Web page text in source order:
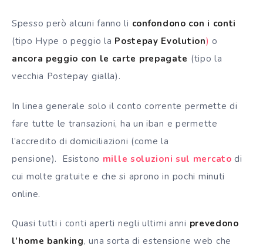
Spesso però alcuni fanno li confondono con i conti
(tipo Hype o peggio la Postepay Evolution) o
ancora peggio con le carte prepagate (tipo la
vecchia Postepay gialla).
In linea generale solo il conto corrente permette di
fare tutte le transazioni, ha un iban e permette
l’accredito di domiciliazioni (come la
pensione). Esistono mille soluzioni sul mercato di
cui molte gratuite e che si aprono in pochi minuti
online.
Quasi tutti i conti aperti negli ultimi anni prevedono
l’home banking, una sorta di estensione web che